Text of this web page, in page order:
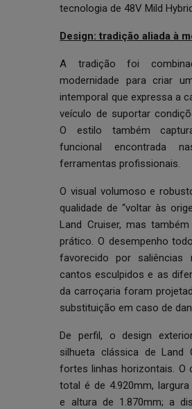
tecnologia de 48V Mild
Design: tradição aliada à
A tradição foi
modernidade para criar
intemporal que expressa a
veículo de suportar
O estilo também
funcional encontrada
ferramentas profissionais.
O visual volumoso e
qualidade de “voltar às
Land Cruiser, mas
prático. O desempenho
favorecido por saliências
cantos esculpidos e as
da carroçaria foram
substituição em caso de
De perfil, o design
silhueta clássica de Land
fortes linhas horizontais. O
total é de 4.920mm,
e altura de 1.870mm; a